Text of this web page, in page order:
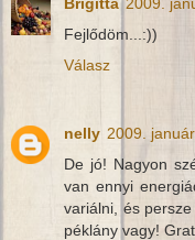
Fejlődöm...:))
Válasz
nelly 2009.
De jó! Nagyon
van ennyi
variálni, és
péklány vagy!